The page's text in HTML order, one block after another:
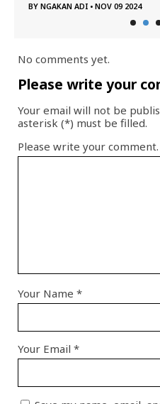
BY NGAKAN ADI • NOV 09 2024
No comments yet.
Please write your
Your email will not be
asterisk (*) must be filled.
Please write your comment.
Your Name *
Your Email *